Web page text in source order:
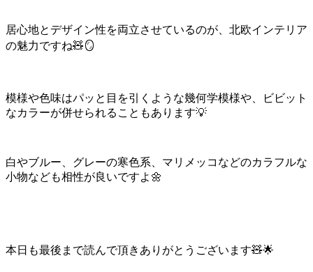
居心地とデザイン性を両立させているのが、北欧インテリア
の魅力ですね🧸🪞
模様や色味はパッと目を引くような幾何学模様や、ビビット
なカラーが併せられることもあります💡
白やブルー、グレーの寒色系、マリメッコなどのカラフルな
小物なども相性が良いですよ🌼
本日も最後まで読んで頂きありがとうございます🧸🌟